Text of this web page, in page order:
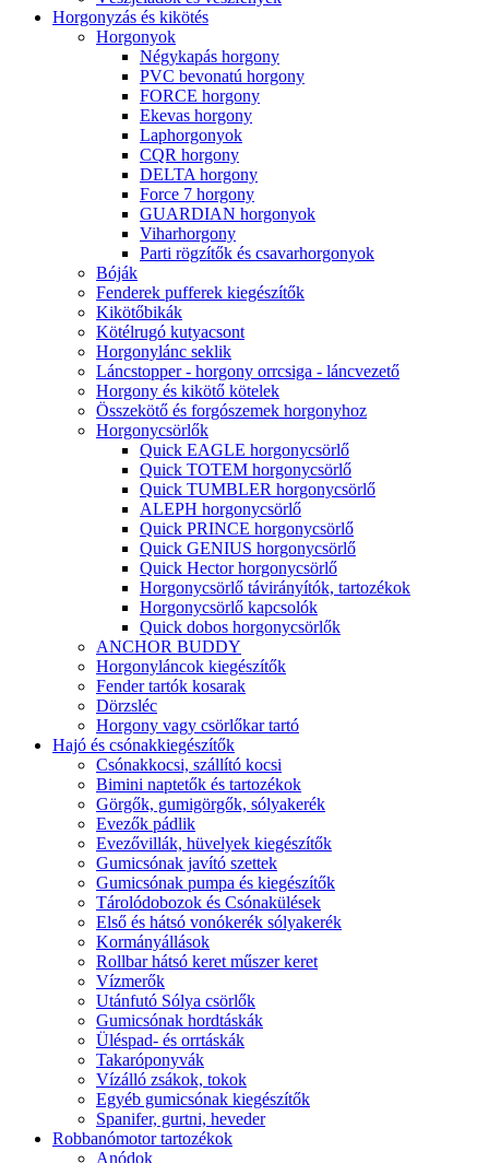
Horgonyzás és kikötés
Horgonyok
Négykapás horgony
PVC bevonatú horgony
FORCE horgony
Ekevas horgony
Laphorgonyok
CQR horgony
DELTA horgony
Force 7 horgony
GUARDIAN horgonyok
Viharhorgony
Parti rögzítők és csavarhorgonyok
Bóják
Fenderek pufferek kiegészítők
Kikötőbikák
Kötélrugó kutyacsont
Horgonylánc seklik
Láncstopper - horgony orrcsiga - láncvezető
Horgony és kikötő kötelek
Összekötő és forgószemek horgonyhoz
Horgonycsörlők
Quick EAGLE horgonycsörlő
Quick TOTEM horgonycsörlő
Quick TUMBLER horgonycsörlő
ALEPH horgonycsörlő
Quick PRINCE horgonycsörlő
Quick GENIUS horgonycsörlő
Quick Hector horgonycsörlő
Horgonycsörlő távirányítók, tartozékok
Horgonycsörlő kapcsolók
Quick dobos horgonycsörlők
ANCHOR BUDDY
Horgonyláncok kiegészítők
Fender tartók kosarak
Dörzsléc
Horgony vagy csörlőkar tartó
Hajó és csónakkiegészítők
Csónakkocsi, szállító kocsi
Bimini naptetők és tartozékok
Görgők, gumigörgők, sólyakerék
Evezők pádlik
Evezővillák, hüvelyek kiegészítők
Gumicsónak javító szettek
Gumicsónak pumpa és kiegészítők
Tárolódobozok és Csónakülések
Első és hátsó vonókerék sólyakerék
Kormányállások
Rollbar hátsó keret műszer keret
Vízmerők
Utánfutó Sólya csörlők
Gumicsónak hordtáskák
Üléspad- és orrtáskák
Takaróponyvák
Vízálló zsákok, tokok
Egyéb gumicsónak kiegészítők
Spanifer, gurtni, heveder
Robbanómotor tartozékok
Anódok